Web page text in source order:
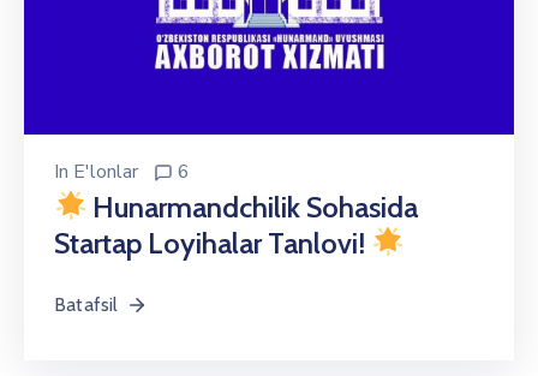
In E'lonlar 6
Hunarmandchilik Sohasida
Startap Loyihalar Tanlovi!
Batafsil